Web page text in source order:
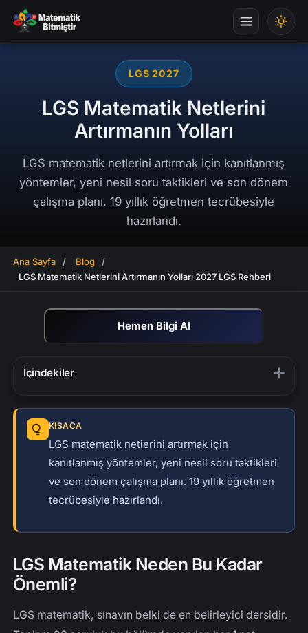
LGS 2027
LGS Matematik Netlerini
Artırmanın Yolları
LGS matematik netlerini artırmak için kanıtlanmış
yöntemler, yeni nesil soru taktikleri ve son dönem
çalışma planı. 19 yıllık öğretmen tecrübesiyle
hazırlandı.
Ana Sayfa / Blog
/
LGS Matematik Netlerini Artırmanın Yolları 2027 LGS Rehberi
Hemen Bilgi Al
İçindekiler
LGS Matematik Neden Bu Kadar Önemli?
LGS Matematik İçin İlk Kural
Videolu Çözüm: LGS'de Çıkmış Soru
8. sınıf matematik çalışma planı
Birinci Öncelik (LGS matematik taktikleri)
İkinci Öncelik (Puan Kazandıran Konular)
Üçüncü Öncelik (Zor Ama Ayrıştırıcı Konular)
LGS Yeni Nesil Matematik Soruları Yaklaşımı
LGS Matematik Çalışma Planı: Haftalık Düzen
Süre Yönetimi: 80 Dakikada 40 Soru
KISACA
LGS matematik netlerini artırmak için
kanıtlanmış yöntemler, yeni nesil soru taktikleri
ve son dönem çalışma planı. 19 yıllık öğretmen
tecrübesiyle hazırlandı.
LGS Matematik Neden Bu Kadar
Önemli?
LGS matematik, sınavın belki de en belirleyici dersidir.